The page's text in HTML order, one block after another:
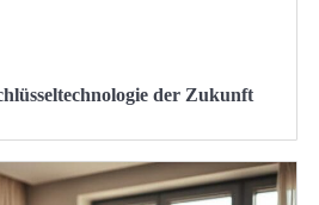
der Zukunft